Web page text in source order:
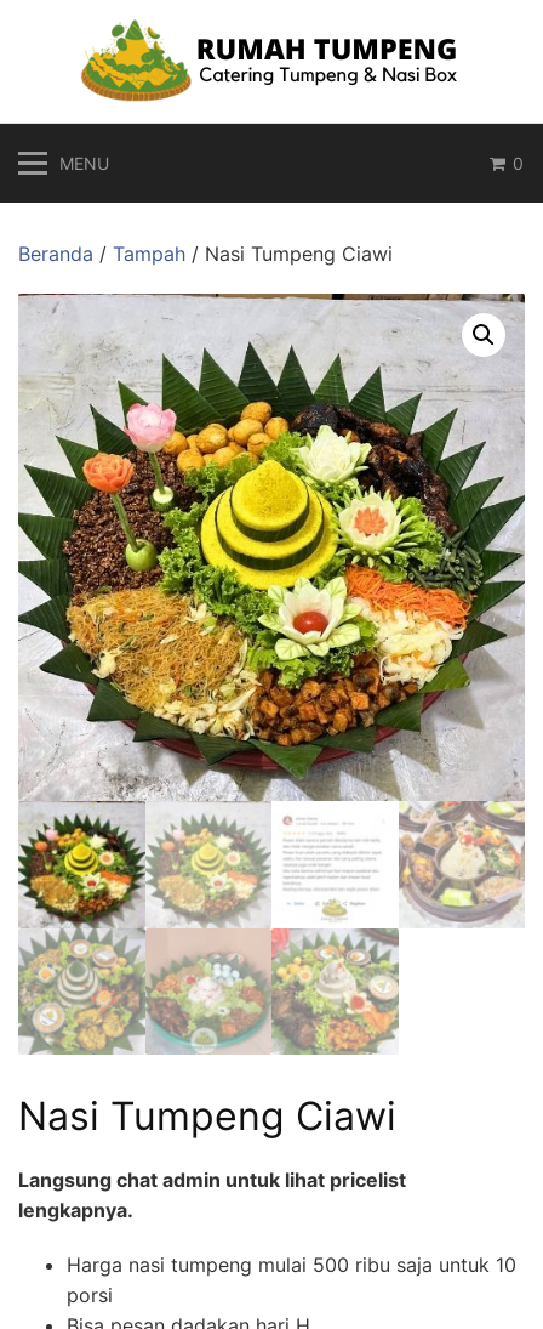
MENU 0
Beranda / Tampah / Nasi Tumpeng Ciawi
Nasi Tumpeng Ciawi
Langsung chat admin untuk lihat pricelist
lengkapnya.
Harga nasi tumpeng mulai 500 ribu saja untuk 10
porsi